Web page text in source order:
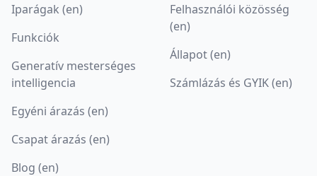
Iparágak (en)
Funkciók
Generatív mesterséges
intelligencia
Egyéni árazás (en)
Csapat árazás (en)
Blog (en)
Felhasználói közösség
(en)
Állapot (en)
Számlázás és GYIK (en)